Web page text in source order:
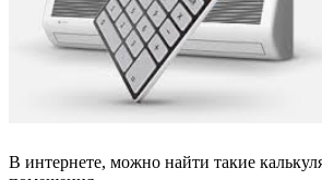
В интернете, можно найти такие